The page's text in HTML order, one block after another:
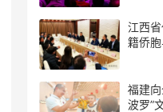
江西
籍侨
福建向
波罗”